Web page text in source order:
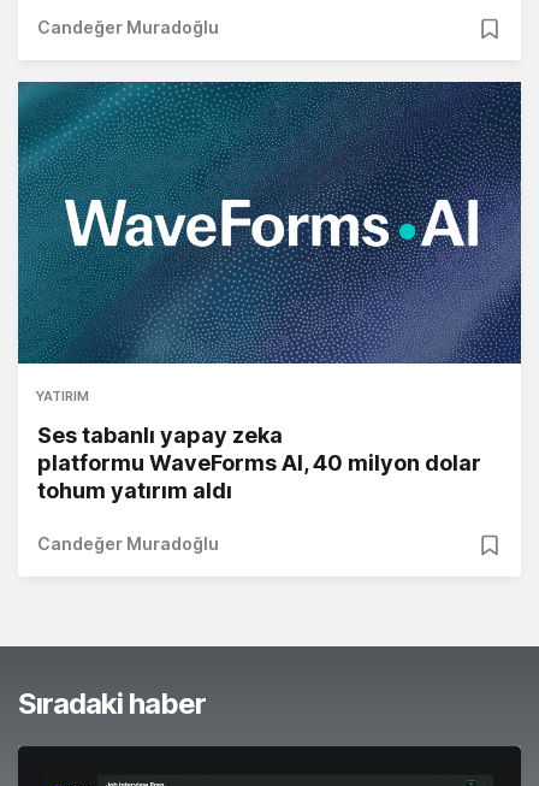
Candeğer Muradoğlu
YATIRIM
Ses tabanlı yapay zeka
platformu WaveForms AI, 40 milyon dolar
tohum yatırım aldı
Candeğer Muradoğlu
Sıradaki haber